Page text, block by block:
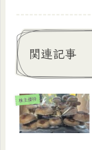
関連記事
株主優待